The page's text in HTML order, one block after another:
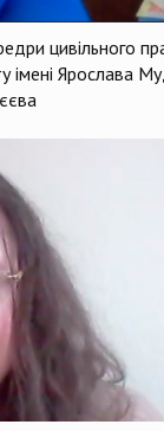
цивільного
імені Ярослава